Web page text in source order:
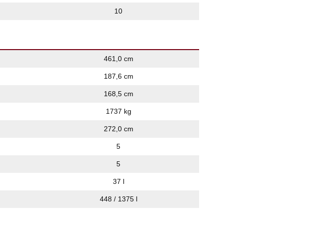
10
461,0 cm
187,6 cm
168,5 cm
1737 kg
272,0 cm
5
5
37 l
448 / 1375 l